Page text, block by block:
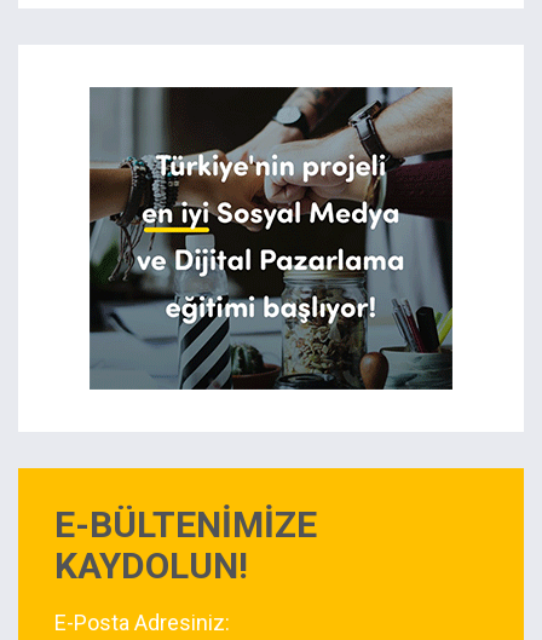
E-BÜLTENİMİZE
KAYDOLUN!
E-Posta Adresiniz: